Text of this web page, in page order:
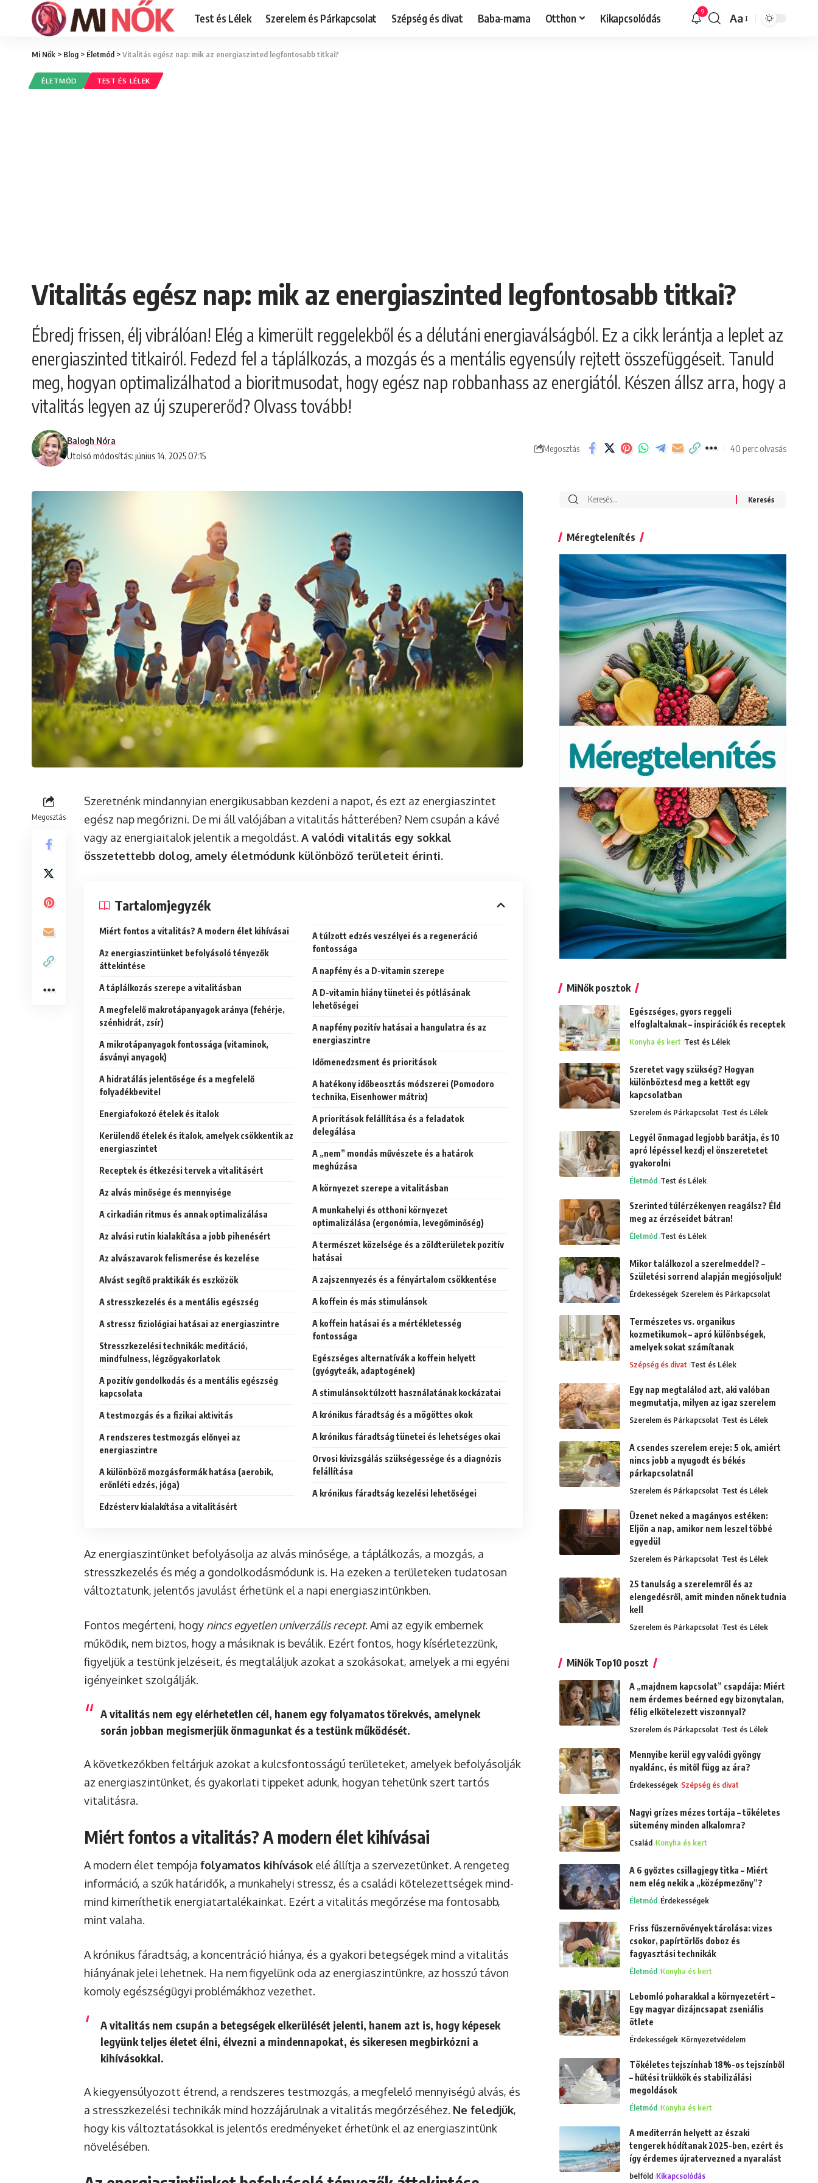
Test és Lélek Szerelem és Párkapcsolat Szépség és divat Baba-mama Otthon Kikapcsolódás 9
Font
Aa
Mi Nők > Blog > Életmód >Vitalitás egész nap: mik az energiaszinted legfontosabb titkai?
ÉLETMÓD TEST ÉS LÉLEK
Vitalitás egész nap: mik az energiaszinted legfontosabb titkai?
Ébredj frissen, élj vibrálóan! Elég a kimerült reggelekből és a délutáni energiaválságból. Ez a cikk lerántja a leplet az
energiaszinted titkairól. Fedezd fel a táplálkozás, a mozgás és a mentális egyensúly rejtett összefüggéseit. Tanuld
meg, hogyan optimalizálhatod a bioritmusodat, hogy egész nap robbanhass az energiától. Készen állsz arra, hogy a
vitalitás legyen az új szupererőd? Olvass tovább!
Utolsó módosítás: június 14, 2025 07:15
Balogh Nóra
Megosztás 40 perc olvasás
Megosztás
Szeretnénk mindannyian energikusabban kezdeni a napot, és ezt az energiaszintet
egész nap megőrizni. De mi áll valójában a vitalitás hátterében? Nem csupán a kávé
vagy az energiaitalok jelentik a megoldást. A valódi vitalitás egy sokkal
összetettebb dolog, amely életmódunk különböző területeit érinti.
Tartalomjegyzék
Miért fontos a vitalitás? A modern élet kihívásai
Az energiaszintünket befolyásoló tényezők
áttekintése
A táplálkozás szerepe a vitalitásban
A megfelelő makrotápanyagok aránya (fehérje,
szénhidrát, zsír)
A mikrotápanyagok fontossága (vitaminok,
ásványi anyagok)
A hidratálás jelentősége és a megfelelő
folyadékbevitel
Energiafokozó ételek és italok
Kerülendő ételek és italok, amelyek csökkentik az
energiaszintet
Receptek és étkezési tervek a vitalitásért
Az alvás minősége és mennyisége
A cirkadián ritmus és annak optimalizálása
Az alvási rutin kialakítása a jobb pihenésért
Az alvászavarok felismerése és kezelése
Alvást segítő praktikák és eszközök
A stresszkezelés és a mentális egészség
A stressz fiziológiai hatásai az energiaszintre
Stresszkezelési technikák: meditáció,
mindfulness, légzőgyakorlatok
A pozitív gondolkodás és a mentális egészség
kapcsolata
A testmozgás és a fizikai aktivitás
A rendszeres testmozgás előnyei az
energiaszintre
A különböző mozgásformák hatása (aerobik,
erőnléti edzés, jóga)
Edzésterv kialakítása a vitalitásért
A túlzott edzés veszélyei és a regeneráció
fontossága
A napfény és a D-vitamin szerepe
A D-vitamin hiány tünetei és pótlásának
lehetőségei
A napfény pozitív hatásai a hangulatra és az
energiaszintre
Időmenedzsment és prioritások
A hatékony időbeosztás módszerei (Pomodoro
technika, Eisenhower mátrix)
A prioritások felállítása és a feladatok
delegálása
A „nem” mondás művészete és a határok
meghúzása
A környezet szerepe a vitalitásban
A munkahelyi és otthoni környezet
optimalizálása (ergonómia, levegőminőség)
A természet közelsége és a zöldterületek pozitív
hatásai
A zajszennyezés és a fényártalom csökkentése
A koffein és más stimulánsok
A koffein hatásai és a mértékletesség
fontossága
Egészséges alternatívák a koffein helyett
(gyógyteák, adaptogének)
A stimulánsok túlzott használatának kockázatai
A krónikus fáradtság és a mögöttes okok
A krónikus fáradtság tünetei és lehetséges okai
Orvosi kivizsgálás szükségessége és a diagnózis
felállítása
A krónikus fáradtság kezelési lehetőségei
Az energiaszintünket befolyásolja az alvás minősége, a táplálkozás, a mozgás, a
stresszkezelés és még a gondolkodásmódunk is. Ha ezeken a területeken tudatosan
változtatunk, jelentős javulást érhetünk el a napi energiaszintünkben.
Fontos megérteni, hogy nincs egyetlen univerzális recept. Ami az egyik embernek
működik, nem biztos, hogy a másiknak is beválik. Ezért fontos, hogy kísérletezzünk,
figyeljük a testünk jelzéseit, és megtaláljuk azokat a szokásokat, amelyek a mi egyéni
igényeinket szolgálják.
A vitalitás nem egy elérhetetlen cél, hanem egy folyamatos törekvés, amelynek
során jobban megismerjük önmagunkat és a testünk működését.
A következőkben feltárjuk azokat a kulcsfontosságú területeket, amelyek befolyásolják
az energiaszintünket, és gyakorlati tippeket adunk, hogyan tehetünk szert tartós
vitalitásra.
Miért fontos a vitalitás? A modern élet kihívásai
A modern élet tempója folyamatos kihívások elé állítja a szervezetünket. A rengeteg
információ, a szűk határidők, a munkahelyi stressz, és a családi kötelezettségek mind-
mind kimeríthetik energiatartalékainkat. Ezért a vitalitás megőrzése ma fontosabb,
mint valaha.
A krónikus fáradtság, a koncentráció hiánya, és a gyakori betegségek mind a vitalitás
hiányának jelei lehetnek. Ha nem figyelünk oda az energiaszintünkre, az hosszú távon
komoly egészségügyi problémákhoz vezethet.
A vitalitás nem csupán a betegségek elkerülését jelenti, hanem azt is, hogy képesek
legyünk teljes életet élni, élvezni a mindennapokat, és sikeresen megbirkózni a
kihívásokkal.
A kiegyensúlyozott étrend, a rendszeres testmozgás, a megfelelő mennyiségű alvás, és
a stresszkezelési technikák mind hozzájárulnak a vitalitás megőrzéséhez. Ne feledjük,
hogy kis változtatásokkal is jelentős eredményeket érhetünk el az energiaszintünk
növelésében.
Search
Méregtelenítés
MiNők posztok
Egészséges, gyors reggeli
elfoglaltaknak – inspirációk és receptek
Konyha és kert Test és Lélek
Szeretet vagy szükség? Hogyan
különböztesd meg a kettőt egy
kapcsolatban
Szerelem és Párkapcsolat Test és Lélek
Legyél önmagad legjobb barátja, és 10
apró lépéssel kezdj el önszeretetet
gyakorolni
Életmód Test és Lélek
Szerinted túlérzékenyen reagálsz? Éld
meg az érzéseidet bátran!
Életmód Test és Lélek
Mikor találkozol a szerelmeddel? –
Születési sorrend alapján megjósoljuk!
Érdekességek Szerelem és Párkapcsolat
Természetes vs. organikus
kozmetikumok – apró különbségek,
amelyek sokat számítanak
Szépség és divat Test és Lélek
Egy nap megtalálod azt, aki valóban
megmutatja, milyen az igaz szerelem
Szerelem és Párkapcsolat Test és Lélek
A csendes szerelem ereje: 5 ok, amiért
nincs jobb a nyugodt és békés
párkapcsolatnál
Szerelem és Párkapcsolat Test és Lélek
Üzenet neked a magányos estéken:
Eljön a nap, amikor nem leszel többé
egyedül
Szerelem és Párkapcsolat Test és Lélek
25 tanulság a szerelemről és az
elengedésről, amit minden nőnek tudnia
kell
Szerelem és Párkapcsolat Test és Lélek
MiNők Top10 poszt
A „majdnem kapcsolat” csapdája: Miért
nem érdemes beérned egy bizonytalan,
félig elkötelezett viszonnyal?
Szerelem és Párkapcsolat Test és Lélek
Mennyibe kerül egy valódi gyöngy
nyaklánc, és mitől függ az ára?
Érdekességek Szépség és divat
Nagyi grízes mézes tortája – tökéletes
sütemény minden alkalomra?
Család Konyha és kert
A 6 győztes csillagjegy titka – Miért
nem elég nekik a „középmezőny”?
Életmód Érdekességek
Friss fűszernövények tárolása: vizes
csokor, papírtörlős doboz és
fagyasztási technikák
Életmód Konyha és kert
Lebomló poharakkal a környezetért –
Egy magyar dizájncsapat zseniális
ötlete
Érdekességek Környezetvédelem
Tökéletes tejszínhab 18%-os tejszínből
– hűtési trükkök és stabilizálási
megoldások
Életmód Konyha és kert
A mediterrán helyett az északi
tengerek hódítanak 2025-ben, ezért és
így érdemes újratervezned a nyaralást
belföld Kikapcsolódás